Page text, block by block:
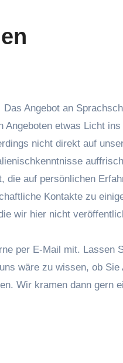
Das Angebot an
etwas Licht
nicht direkt auf
die auf persönlichen
Kontakte zu
wir hier nicht
per E-Mail mit. Lassen
wäre zu wissen, ob
Wir kramen dann gern